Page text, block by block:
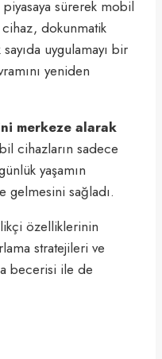
sürerek mobil
dokunmatik
uygulamayı bir
yeniden
merkeze alarak
cihazların sadece
yaşamın
gelmesini sağladı.
özelliklerinin
stratejileri ve
becerisi ile de